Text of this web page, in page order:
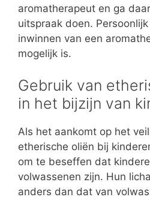
aromatherapeut en ga
uitspraak doen.
inwinnen van een
mogelijk is.
Gebruik van
in het bijzijn van
Als het aankomt op het
etherische oliën bij
om te beseffen dat
volwassenen zijn. Hun
anders dan dat van